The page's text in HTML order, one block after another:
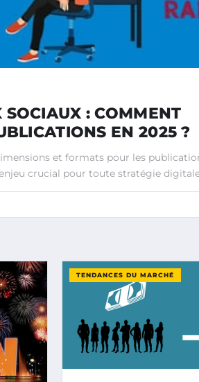
SOCIAUX : COMMENT
EN 2025 ?
et formats pour les
crucial pour toute stratégie
TENDANCES DU MARCHÉ